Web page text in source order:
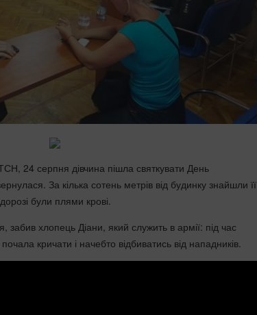
24 серпня дівчина пішла святкувати День
За кілька сотень метрів від будинку знайшли її
були плями крові.
хлопець Діани, який служить в армії: під час
кричати і начебто відбиватись від нападників.